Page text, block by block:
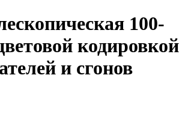
100-
кодировкой
и сгонов